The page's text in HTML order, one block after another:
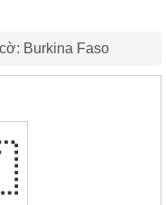
cờ: Burkina Faso